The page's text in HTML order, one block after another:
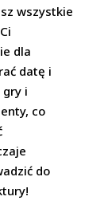
wszystkie
dla
datę i
i
co
do